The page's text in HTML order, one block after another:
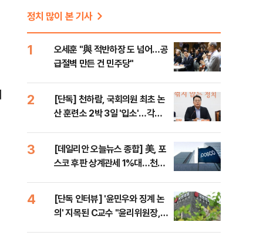
정치 많이 본 기사
1
오세훈 "與 적반하장 도 넘어…공
급절벽 만든 건 민주당"
2
[단독] 천하람, 국회의원 최초 논
산 훈련소 2박 3일 '입소'…각개
3
[데일리안 오늘뉴스 종합] 美, 포
스코 후판 상계관세 1%대…천하
4
[단독 인터뷰] '윤민우와 징계 논
의' 지목된 C교수 "윤리위원장,